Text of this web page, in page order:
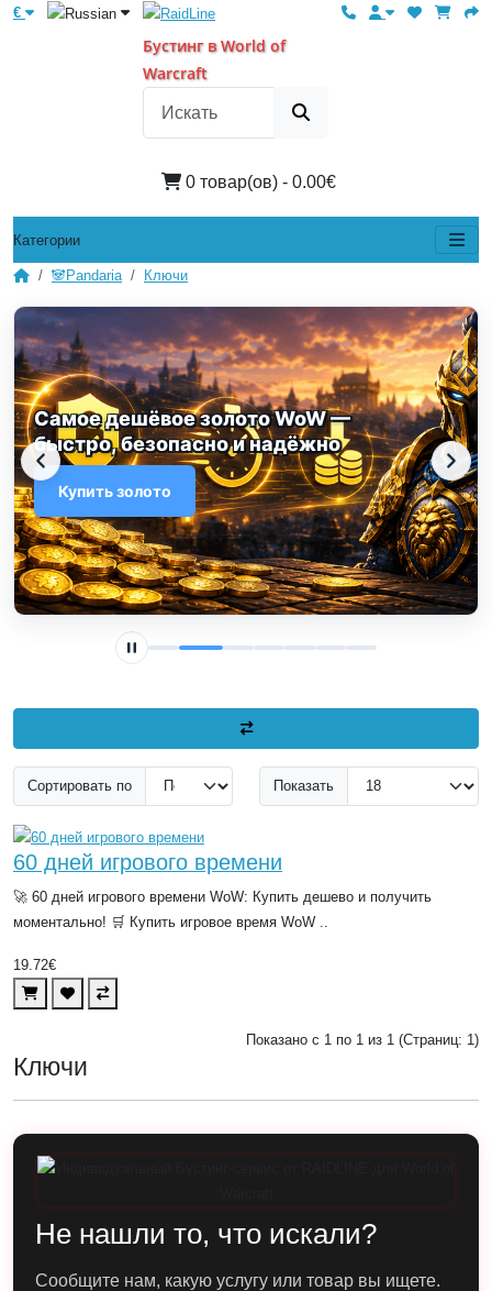
€
Бустинг в World of
Warcraft
0 товар(ов) - 0.00€
Категории
🐼Pandaria Ключи
Самое дешёвое золото WoW —
быстро, безопасно и надёжно
Купить золото
Сортировать по Показать
60 дней игрового времени
🚀 60 дней игрового времени WoW: Купить дешево и получить
моментально! 🛒 Купить игровое время WoW ..
19.72€
Показано с 1 по 1 из 1 (Страниц: 1)
Ключи
Не нашли то, что искали?
Сообщите нам, какую услугу или товар вы ищете.